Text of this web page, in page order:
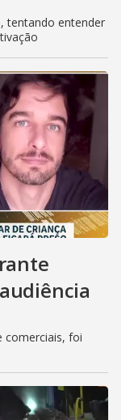
tentando entender
comerciais, foi